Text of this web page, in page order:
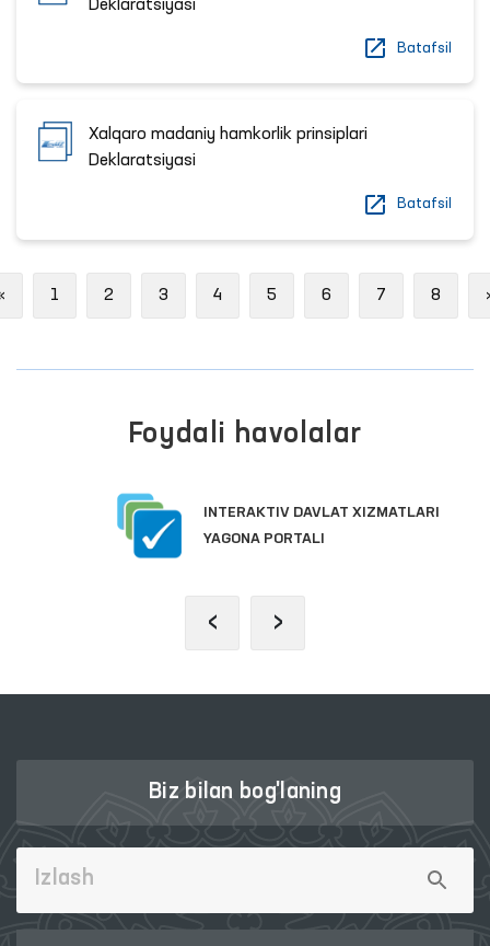
Deklaratsiyasi
Batafsil
Xalqaro madaniy hamkorlik prinsiplari
Deklaratsiyasi
Batafsil
Previous
1 2 3 4 5 6 7 8
Foydali havolalar
INTERAKTIV DAVLAT XIZMATLARI
YAGONA PORTALI
‹ ›
Biz bilan bog'laning